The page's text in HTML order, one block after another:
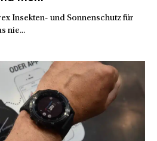
Insekten- und Sonnenschutz für
nie...